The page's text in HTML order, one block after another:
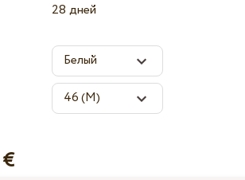
28 дней
€